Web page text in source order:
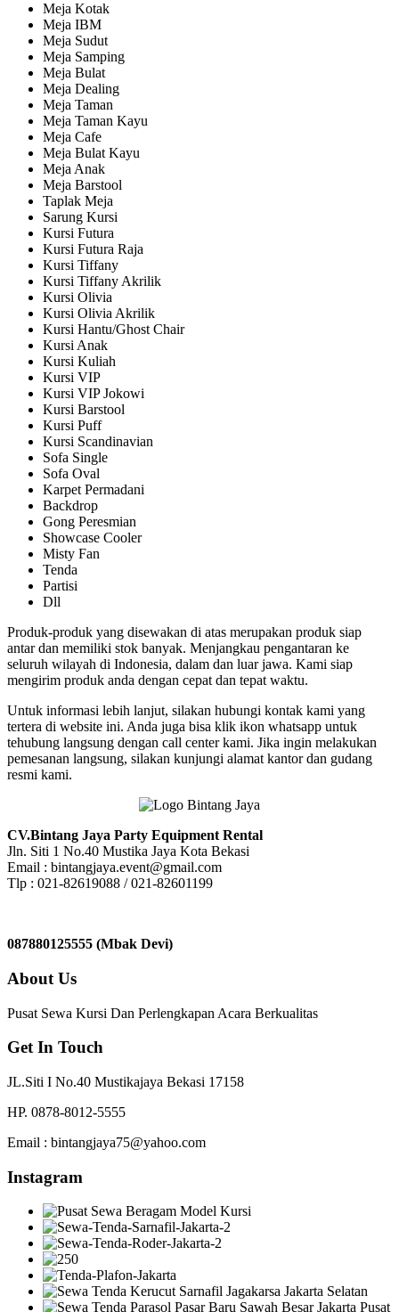
Meja Kotak
Meja IBM
Meja Sudut
Meja Samping
Meja Bulat
Meja Dealing
Meja Taman
Meja Taman Kayu
Meja Cafe
Meja Bulat Kayu
Meja Anak
Meja Barstool
Taplak Meja
Sarung Kursi
Kursi Futura
Kursi Futura Raja
Kursi Tiffany
Kursi Tiffany Akrilik
Kursi Olivia
Kursi Olivia Akrilik
Kursi Hantu/Ghost Chair
Kursi Anak
Kursi Kuliah
Kursi VIP
Kursi VIP Jokowi
Kursi Barstool
Kursi Puff
Kursi Scandinavian
Sofa Single
Sofa Oval
Karpet Permadani
Backdrop
Gong Peresmian
Showcase Cooler
Misty Fan
Tenda
Partisi
Dll
Produk-produk yang disewakan di atas merupakan produk siap
antar dan memiliki stok banyak. Menjangkau pengantaran ke
seluruh wilayah di Indonesia, dalam dan luar jawa. Kami siap
mengirim produk anda dengan cepat dan tepat waktu.
Untuk informasi lebih lanjut, silakan hubungi kontak kami yang
tertera di website ini. Anda juga bisa klik ikon whatsapp untuk
tehubung langsung dengan call center kami. Jika ingin melakukan
pemesanan langsung, silakan kunjungi alamat kantor dan gudang
resmi kami.
CV.Bintang Jaya Party Equipment Rental
Jln. Siti 1 No.40 Mustika Jaya Kota Bekasi
Email : bintangjaya.event@gmail.com
Tlp : 021-82619088 / 021-82601199
087880125555 (Mbak Devi)
About Us
Pusat Sewa Kursi Dan Perlengkapan Acara Berkualitas
Get In Touch
JL.Siti I No.40 Mustikajaya Bekasi 17158
HP. 0878-8012-5555
Email : bintangjaya75@yahoo.com
Instagram